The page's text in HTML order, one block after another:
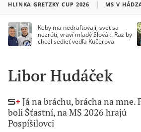
HLINKA GRETZKY CUP 2026 MS V
Keby ma nedraftovali, svet sa
nezrúti, vraví mladý Slovák. Raz by
chcel sedieť vedľa Kučerova
Libor Hudáček
Já na bráchu, brácha na mne.
boli Šťastní, na MS 2026 hrajú
Pospíšilovci